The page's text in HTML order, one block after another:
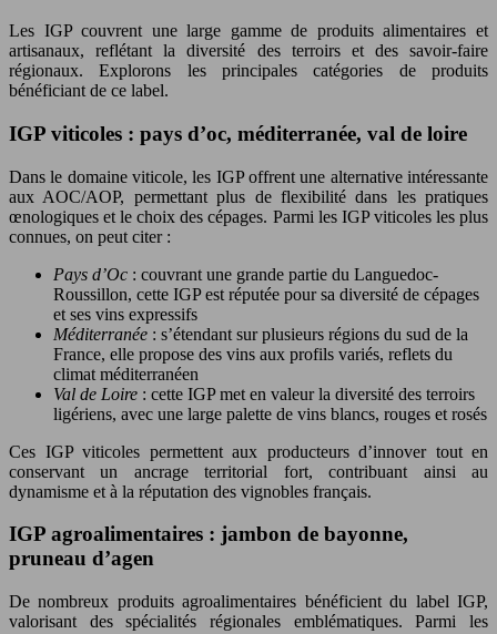
Les IGP couvrent une large gamme de produits alimentaires et
artisanaux, reflétant la diversité des terroirs et des savoir-faire
régionaux. Explorons les principales catégories de produits
bénéficiant de ce label.
IGP viticoles : pays d’oc, méditerranée, val de loire
Dans le domaine viticole, les IGP offrent une alternative intéressante
aux AOC/AOP, permettant plus de flexibilité dans les pratiques
œnologiques et le choix des cépages. Parmi les IGP viticoles les plus
connues, on peut citer :
Pays d’Oc : couvrant une grande partie du Languedoc-
Roussillon, cette IGP est réputée pour sa diversité de cépages
et ses vins expressifs
Méditerranée : s’étendant sur plusieurs régions du sud de la
France, elle propose des vins aux profils variés, reflets du
climat méditerranéen
Val de Loire : cette IGP met en valeur la diversité des terroirs
ligériens, avec une large palette de vins blancs, rouges et rosés
Ces IGP viticoles permettent aux producteurs d’innover tout en
conservant un ancrage territorial fort, contribuant ainsi au
dynamisme et à la réputation des vignobles français.
IGP agroalimentaires : jambon de bayonne,
pruneau d’agen
De nombreux produits agroalimentaires bénéficient du label IGP,
valorisant des spécialités régionales emblématiques. Parmi les